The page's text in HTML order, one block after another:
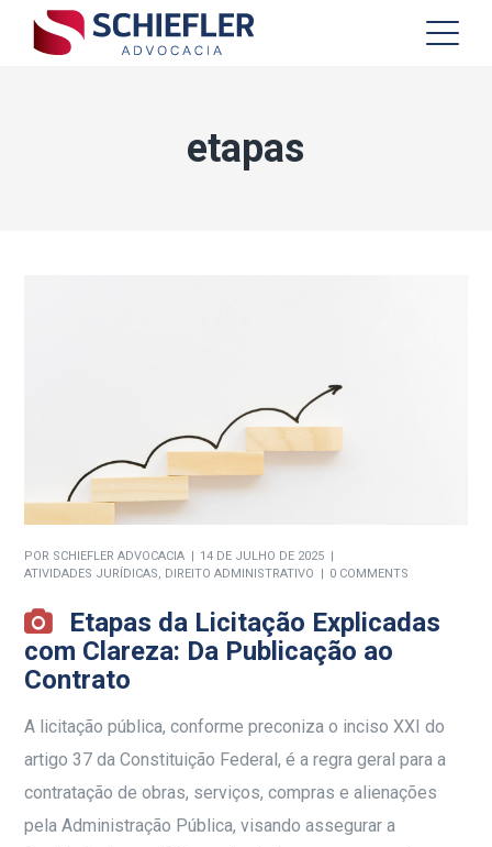
etapas
POR SCHIEFLER ADVOCACIA
14 DE JULHO DE 2025
ATIVIDADES JURÍDICAS, DIREITO ADMINISTRATIVO 0 COMMENTS
Etapas da Licitação Explicadas
com Clareza: Da Publicação ao
Contrato
A licitação pública, conforme preconiza o inciso XXI do
artigo 37 da Constituição Federal, é a regra geral para a
contratação de obras, serviços, compras e alienações
pela Administração Pública, visando assegurar a